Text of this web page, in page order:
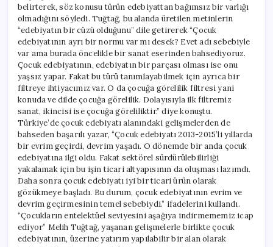
belirterek, söz konusu türün edebiyattan bağımsız bir varlığı
olmadığını söyledi. Tuğtağ, bu alanda üretilen metinlerin
“edebiyatın bir cüzü olduğunu” dile getirerek “Çocuk
edebiyatının ayrı bir normu var mı desek? Evet adı sebebiyle
var ama burada öncelikle bir sanat eserinden bahsediyoruz.
Çocuk edebiyatının, edebiyatın bir parçası olması ise onu
yaşsız yapar. Fakat bu türü tanımlayabilmek için ayrıca bir
filtreye ihtiyacımız var. O da çocuğa görelilik filtresi yani
konuda ve dilde çocuğa görelilik. Dolayısıyla ilk filtremiz
sanat, ikincisi ise çocuğa göreliliktir.” diye konuştu.
Türkiye’de çocuk edebiyatı alanındaki gelişmelerden de
bahseden başarılı yazar, “Çocuk edebiyatı 2013-2015’li yıllarda
bir evrim geçirdi, devrim yaşadı. O dönemde bir anda çocuk
edebiyatına ilgi oldu. Fakat sektörel sürdürülebilirliği
yakalamak için bu işin ticari altyapısının da oluşması lazımdı.
Daha sonra çocuk edebiyatı iyi bir ticari ürün olarak
gözükmeye başladı. Bu durum, çocuk edebiyatının evrim ve
devrim geçirmesinin temel sebebiydi.” ifadelerini kullandı.
“Çocukların entelektüel seviyesini aşağıya indirmememiz icap
ediyor” Melih Tuğtağ, yaşanan gelişmelerle birlikte çocuk
edebiyatının, üzerine yatırım yapılabilir bir alan olarak